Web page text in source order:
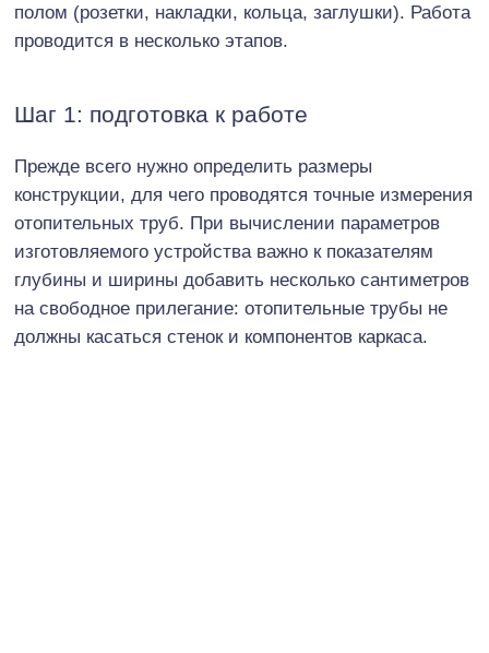
полом (розетки, накладки, кольца, заглушки). Работа
проводится в несколько этапов.
Шаг 1: подготовка к работе
Прежде всего нужно определить размеры
конструкции, для чего проводятся точные измерения
отопительных труб. При вычислении параметров
изготовляемого устройства важно к показателям
глубины и ширины добавить несколько сантиметров
на свободное прилегание: отопительные трубы не
должны касаться стенок и компонентов каркаса.